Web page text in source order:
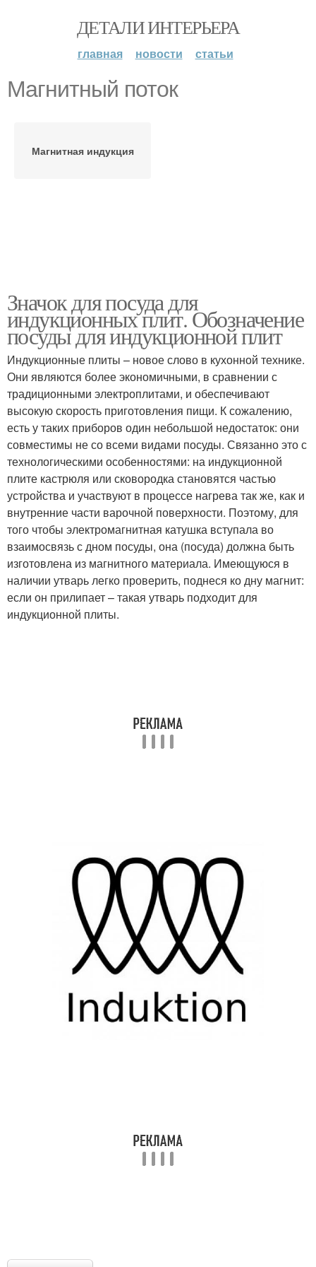
ДЕТАЛИ ИНТЕРЬЕРА
главная новости статьи
Магнитный поток
Магнитная индукция
Значок для посуда для
индукционных плит. Обозначение
посуды для индукционной плит
Индукционные плиты – новое слово в кухонной технике.
Они являются более экономичными, в сравнении с
традиционными электроплитами, и обеспечивают
высокую скорость приготовления пищи. К сожалению,
есть у таких приборов один небольшой недостаток: они
совместимы не со всеми видами посуды. Связанно это с
технологическими особенностями: на индукционной
плите кастрюля или сковородка становятся частью
устройства и участвуют в процессе нагрева так же, как и
внутренние части варочной поверхности. Поэтому, для
того чтобы электромагнитная катушка вступала во
взаимосвязь с дном посуды, она (посуда) должна быть
изготовлена из магнитного материала. Имеющуюся в
наличии утварь легко проверить, поднеся ко дну магнит:
если он прилипает – такая утварь подходит для
индукционной плиты.